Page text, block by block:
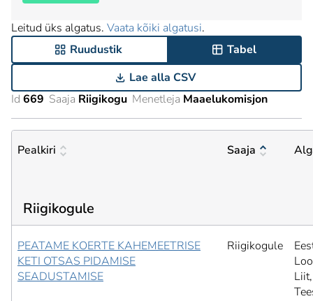
Leitud üks algatus. Vaata kõiki algatusi.
Ruudustik
Tabel
Lae alla CSV
Id 669 Saaja Riigikogu Menetleja Maaelukomisjon
Pealkiri Saaja
Riigikogule
PEATAME KOERTE KAHEMEETRISE
KETI OTSAS PIDAMISE
SEADUSTAMISE
Riigikogule
Liit,